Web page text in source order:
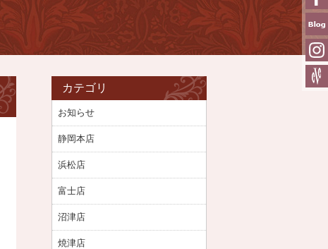
カテゴリ
お知らせ
静岡本店
浜松店
富士店
沼津店
焼津店